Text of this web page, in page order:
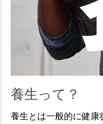
養生って？
養生とは一般的に健康